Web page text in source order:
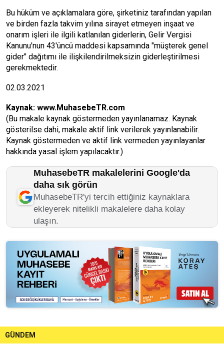
Bu hüküm ve açıklamalara göre, şirketiniz tarafından yapılan
ve birden fazla takvim yılına sirayet etmeyen inşaat ve
onarım işleri ile ilgili katlanılan giderlerin, Gelir Vergisi
Kanunu'nun 43'üncü maddesi kapsamında "müşterek genel
gider" dağıtımı ile ilişkilendirilmeksizin giderleştirilmesi
gerekmektedir.
02.03.2021
Kaynak: www.MuhasebeTR.com
(Bu makale kaynak göstermeden yayınlanamaz. Kaynak
gösterilse dahi, makale aktif link verilerek yayınlanabilir.
Kaynak göstermeden ve aktif link vermeden yayınlayanlar
hakkında yasal işlem yapılacaktır.)
MuhasebeTR makalelerini Google'da
daha sık görün
MuhasebeTR'yi tercih ettiğiniz kaynaklara
ekleyerek nitelikli makalelere daha kolay
ulaşın.
GÜNDEM